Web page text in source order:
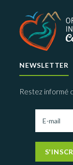
NEWSLETTER
Restez informé